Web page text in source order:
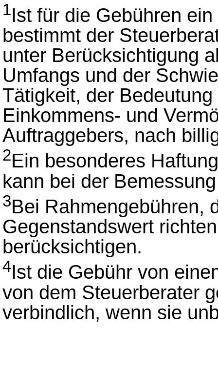
1Ist für die Gebühren
bestimmt der
unter Berücksichtigung
Umfangs und der
Tätigkeit, der
Einkommens- und
Auftraggebers, nach
2Ein besonderes
kann bei der
3Bei Rahmengebühren,
Gegenstandswert
berücksichtigen.
4Ist die Gebühr von
von dem Steuerberater
verbindlich, wenn sie